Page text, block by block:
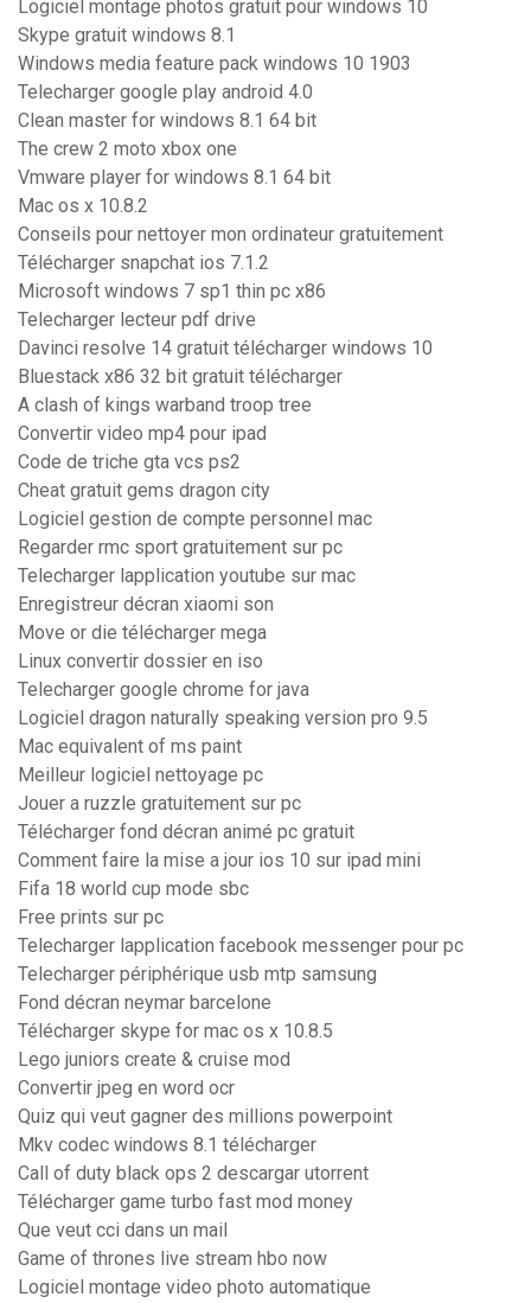
Logiciel montage photos gratuit pour windows 10
Skype gratuit windows 8.1
Windows media feature pack windows 10 1903
Telecharger google play android 4.0
Clean master for windows 8.1 64 bit
The crew 2 moto xbox one
Vmware player for windows 8.1 64 bit
Mac os x 10.8.2
Conseils pour nettoyer mon ordinateur gratuitement
Télécharger snapchat ios 7.1.2
Microsoft windows 7 sp1 thin pc x86
Telecharger lecteur pdf drive
Davinci resolve 14 gratuit télécharger windows 10
Bluestack x86 32 bit gratuit télécharger
A clash of kings warband troop tree
Convertir video mp4 pour ipad
Code de triche gta vcs ps2
Cheat gratuit gems dragon city
Logiciel gestion de compte personnel mac
Regarder rmc sport gratuitement sur pc
Telecharger lapplication youtube sur mac
Enregistreur décran xiaomi son
Move or die télécharger mega
Linux convertir dossier en iso
Telecharger google chrome for java
Logiciel dragon naturally speaking version pro 9.5
Mac equivalent of ms paint
Meilleur logiciel nettoyage pc
Jouer a ruzzle gratuitement sur pc
Télécharger fond décran animé pc gratuit
Comment faire la mise a jour ios 10 sur ipad mini
Fifa 18 world cup mode sbc
Free prints sur pc
Telecharger lapplication facebook messenger pour pc
Telecharger périphérique usb mtp samsung
Fond décran neymar barcelone
Télécharger skype for mac os x 10.8.5
Lego juniors create & cruise mod
Convertir jpeg en word ocr
Quiz qui veut gagner des millions powerpoint
Mkv codec windows 8.1 télécharger
Call of duty black ops 2 descargar utorrent
Télécharger game turbo fast mod money
Que veut cci dans un mail
Game of thrones live stream hbo now
Logiciel montage video photo automatique